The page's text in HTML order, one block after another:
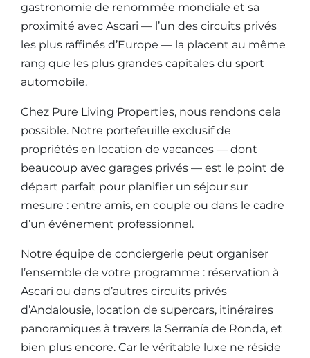
gastronomie de renommée mondiale et sa
proximité avec Ascari — l’un des circuits privés
les plus raffinés d’Europe — la placent au même
rang que les plus grandes capitales du sport
automobile.
Chez Pure Living Properties, nous rendons cela
possible. Notre portefeuille exclusif de
propriétés en location de vacances — dont
beaucoup avec garages privés — est le point de
départ parfait pour planifier un séjour sur
mesure : entre amis, en couple ou dans le cadre
d’un événement professionnel.
Notre équipe de conciergerie peut organiser
l’ensemble de votre programme : réservation à
Ascari ou dans d’autres circuits privés
d’Andalousie, location de supercars, itinéraires
panoramiques à travers la Serranía de Ronda, et
bien plus encore. Car le véritable luxe ne réside